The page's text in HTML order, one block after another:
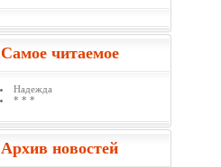
Самое читаемое
Надежда
* * *
Архив новостей